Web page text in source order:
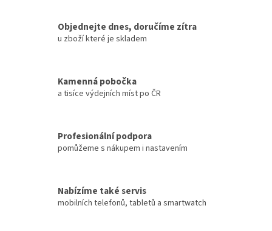
Objednejte dnes, doručíme zítra
u zboží které je skladem
Kamenná pobočka
a tisíce výdejních míst po ČR
Profesionální podpora
pomůžeme s nákupem i nastavením
Nabízíme také servis
mobilních telefonů, tabletů a smartwatch